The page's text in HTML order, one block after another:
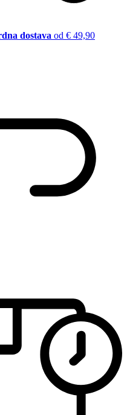
dostava od € 49,90